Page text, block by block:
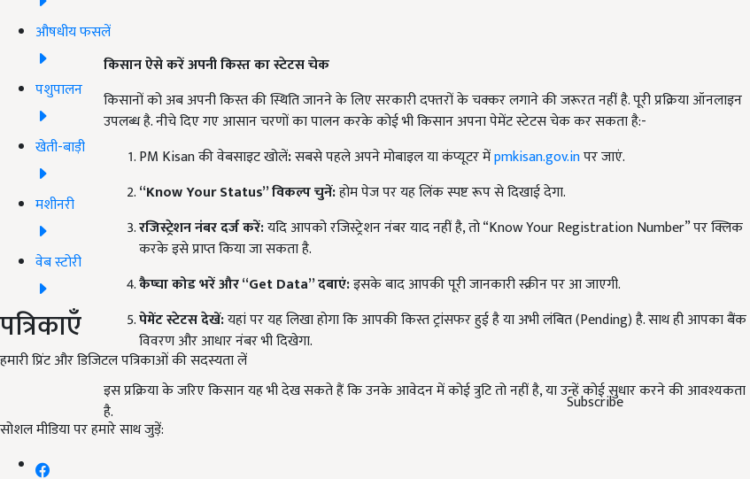
औषधीय फसलें
पशुपालन
खेती-बाड़ी
मशीनरी
वेब स्टोरी
पत्रिकाएँ
हमारी प्रिंट और डिजिटल पत्रिकाओं की सदस्यता लें
Subscribe
सोशल मीडिया पर हमारे साथ जुड़ें:
किसान ऐसे करें अपनी किस्त का स्टेटस चेक
किसानों को अब अपनी किस्त की स्थिति जानने के लिए सरकारी दफ्तरों के चक्कर लगाने की जरूरत नहीं है. पूरी प्रक्रिया ऑनलाइन
उपलब्ध है. नीचे दिए गए आसान चरणों का पालन करके कोई भी किसान अपना पेमेंट स्टेटस चेक कर सकता है:-
PM Kisan की वेबसाइट खोलें:सबसे पहले अपने मोबाइल या कंप्यूटर मेंpmkisan.gov.inपर जाएं.
“Know Your Status”विकल्प चुनें:होम पेज पर यह लिंक स्पष्ट रूप से दिखाई देगा.
रजिस्ट्रेशन नंबर दर्ज करें:यदि आपको रजिस्ट्रेशन नंबर याद नहीं है, तो “Know Your Registration Number” पर क्लिक
करके इसे प्राप्त किया जा सकता है.
कैप्चा कोड भरें और “Get Data”दबाएं:इसके बाद आपकी पूरी जानकारी स्क्रीन पर आ जाएगी.
पेमेंट स्टेटस देखें:यहां पर यह लिखा होगा कि आपकी किस्त ट्रांसफर हुई है या अभी लंबित (Pending) है. साथ ही आपका बैंक
विवरण और आधार नंबर भी दिखेगा.
इस प्रक्रिया के जरिए किसान यह भी देख सकते हैं कि उनके आवेदन में कोई त्रुटि तो नहीं है, या उन्हें कोई सुधार करने की आवश्यकता
है.